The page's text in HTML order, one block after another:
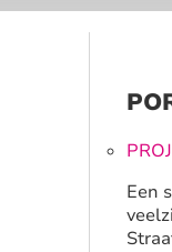
Een